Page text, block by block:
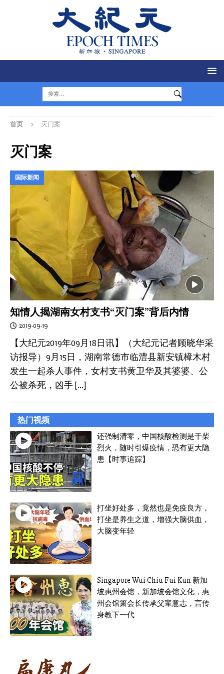
首页 灭门案
灭门案
国际新闻
知情人揭湖南女村支书“灭门案”背后内情
2019-09-19
【大纪元2019年09月18日讯】（大纪元记者顾晓华采
访报导）9月15日，湖南常德市临澧县新安镇樟木村
发生一起杀人事件，女村支书黄卫华及其婆婆、公
公被杀死，凶手[…]
热门视频
还强制清零，中国核酸检测是干柴
烈火，随时引爆疫情，恐有更大隐
患【时事追踪】
打坐好处多，竟然也是免疫良方，
打坐是养生之道，增强大脑供血，
大脑变年轻
Singapore Wui Chiu Fui Kun 新加
坡惠州会馆，新加坡会馆文化，惠
州会馆箫会长传承父辈意志，言传
身教下一代